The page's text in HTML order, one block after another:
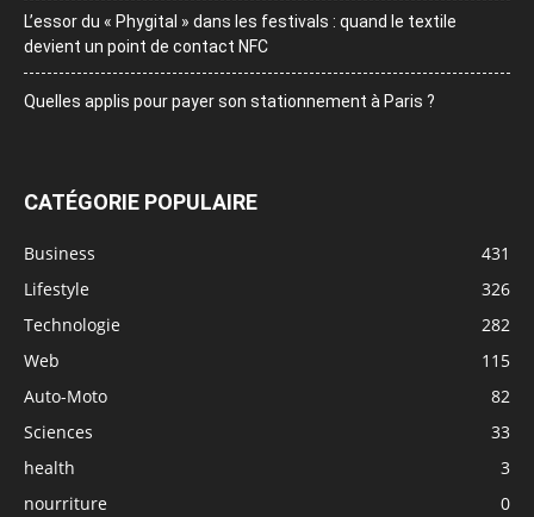
L’essor du « Phygital » dans les festivals : quand le textile
devient un point de contact NFC
Quelles applis pour payer son stationnement à Paris ?
CATÉGORIE POPULAIRE
Business
431
Lifestyle
326
Technologie
282
Web
115
Auto-Moto
82
Sciences
33
health
3
nourriture
0